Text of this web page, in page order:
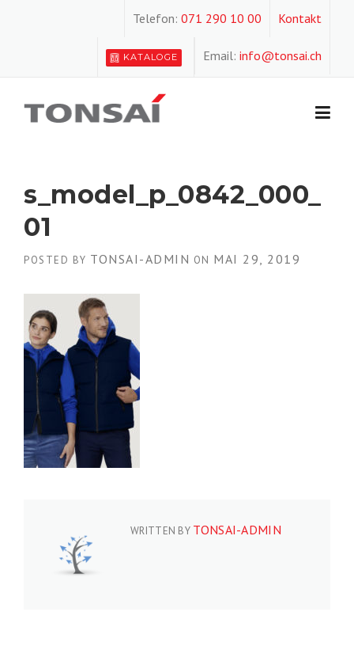
Kontakt
Telefon: 071 290 10 00
Email: info@tonsai.ch
KATALOGE
s_model_p_0842_000_
01
POSTED BY TONSAI-ADMIN ON MAI 29, 2019
WRITTEN BY TONSAI-ADMIN